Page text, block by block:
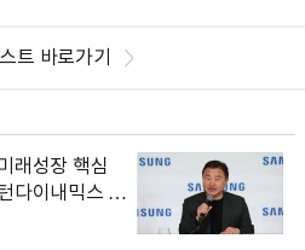
트 바로가기
래성장 핵심
다이내믹스 출